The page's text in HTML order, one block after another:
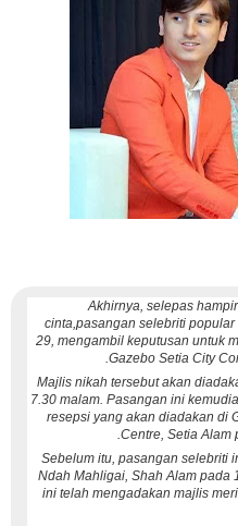
"Akhirnya, selepas
cinta,pasangan selebriti
29, mengambil keputusan untuk
Gazebo Setia City
Majlis nikah tersebut akan
7.30 malam. Pasangan ini
resepsi yang akan diadakan di
Centre, Setia Alam
Sebelum itu, pasangan selebriti
Ndah Mahligai, Shah Alam pada
ini telah mengadakan majlis